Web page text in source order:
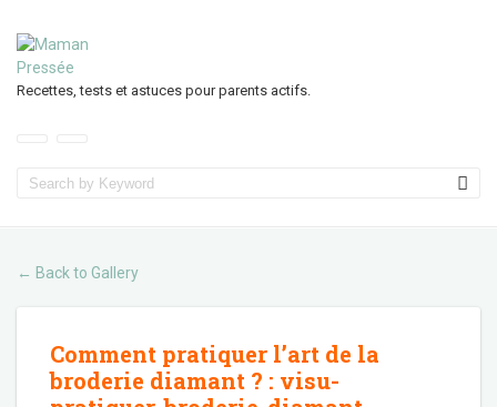
Recettes, tests et astuces pour parents actifs.
← Back to Gallery
Comment pratiquer l’art de la
broderie diamant ? : visu-